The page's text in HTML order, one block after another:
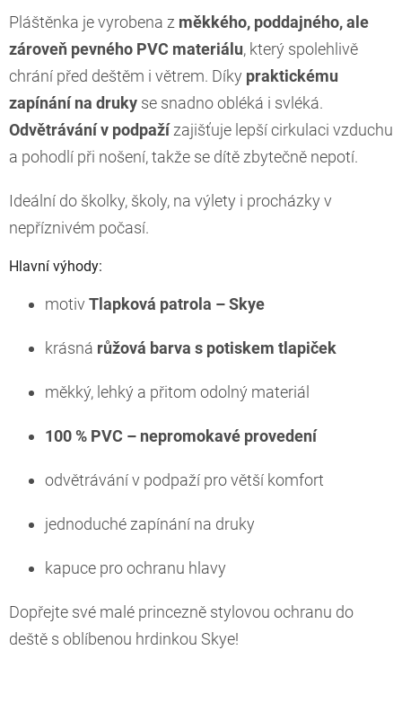
Pláštěnka je vyrobena z měkkého, poddajného, ale
zároveň pevného PVC materiálu, který spolehlivě
chrání před deštěm i větrem. Díky praktickému
zapínání na druky se snadno obléká i svléká.
Odvětrávání v podpažízajišťuje lepší cirkulaci vzduchu
a pohodlí při nošení, takže se dítě zbytečně nepotí.
Ideální do školky, školy, na výlety i procházky v
nepříznivém počasí.
Hlavní výhody:
motivTlapková patrola – Skye
krásná růžová barva s potiskem tlapiček
měkký, lehký a přitom odolný materiál
100 % PVC – nepromokavé provedení
odvětrávání v podpaží pro větší komfort
jednoduché zapínání na druky
kapuce pro ochranu hlavy
Dopřejte své malé princezně stylovou ochranu do
deště s oblíbenou hrdinkou Skye!